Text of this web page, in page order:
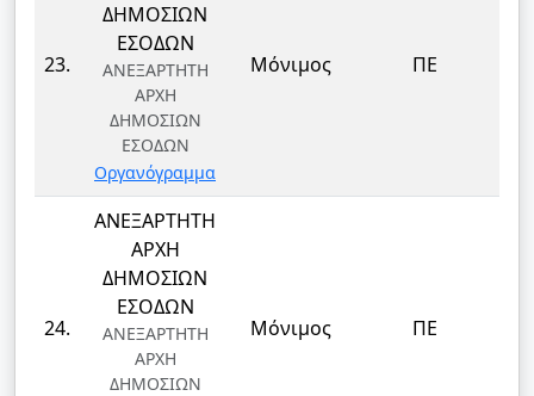
23.
ΔΗΜΟΣΙΩΝ
ΕΣΟΔΩΝ
ΑΝΕΞΑΡΤΗΤΗ
ΑΡΧΗ
ΔΗΜΟΣΙΩΝ
ΕΣΟΔΩΝ
Οργανόγραμμα
Μόνιμος ΠΕ
24.
ΑΝΕΞΑΡΤΗΤΗ
ΑΡΧΗ
ΔΗΜΟΣΙΩΝ
ΕΣΟΔΩΝ
ΑΝΕΞΑΡΤΗΤΗ
ΑΡΧΗ
ΔΗΜΟΣΙΩΝ
Μόνιμος ΠΕ